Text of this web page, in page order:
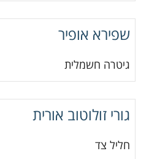
שפירא אופיר
גיטרה חשמלית
גורי זולוטוב אורית
חליל צד